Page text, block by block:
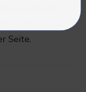
Seite.​